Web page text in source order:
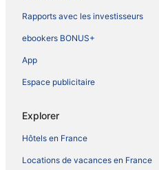
Rapports avec les investisseurs
ebookers BONUS+
App
Espace publicitaire
Explorer
Hôtels en France
Locations de vacances en France